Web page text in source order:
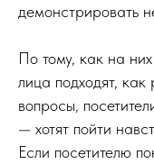
демонстрировать
По тому, как на
лица подходят,
вопросы,
— хотят пойти
Если посетителю